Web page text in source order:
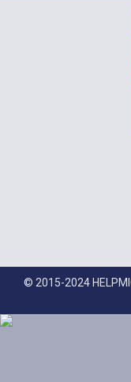
© 2015-2024